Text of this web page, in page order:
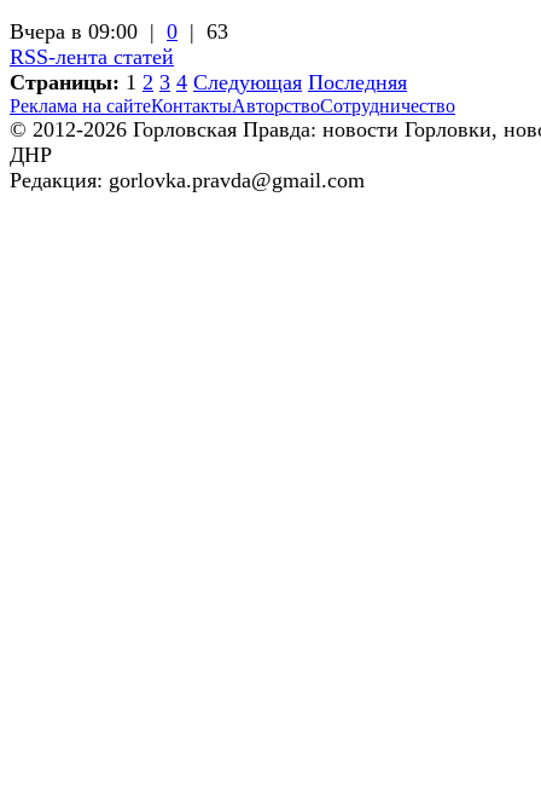
Вчера в 09:00 | 0 | 63
RSS-лента статей
Страницы: 1 2 3 4 Следующая Последняя
Реклама на сайтеКонтактыАвторствоСотрудничество
© 2012-2026 Горловская Правда: новости Горловки,
ДНР
Редакция: gorlovka.pravda@gmail.com